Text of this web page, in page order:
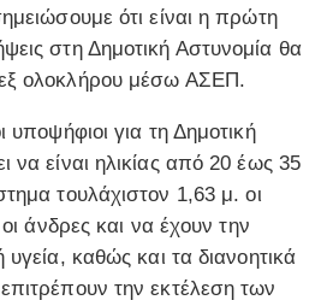
ότι είναι η πρώτη
στη Δημοτική Αστυνομία θα
ολοκλήρου μέσω ΑΣΕΠ.
υποψήφιοι για τη Δημοτική
να είναι ηλικίας από 20 έως 35
τουλάχιστον 1,63 μ. οι
άνδρες και να έχουν την
καθώς και τα διανοητικά
την εκτέλεση των